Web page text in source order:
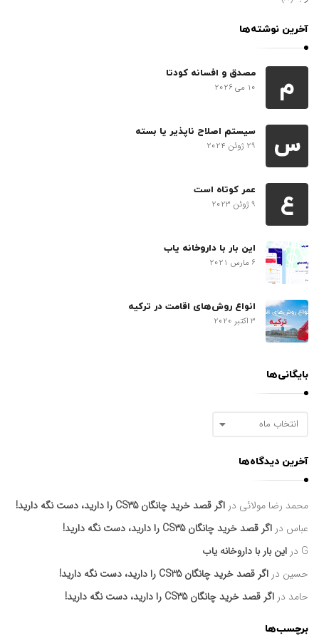
آخرین نوشته‌ها
م
مصدق و افسانه کودتا
10 می 2026
س
سیستم اصلاح ناپذیر یا بسته
29 ژوئن 2024
ع
عمر کوتاه است
9 ژوئن 2023
این بار با داروخانه یاب
6 مارس 2021
انواع روش‌های اقامت در ترکیه
3 اکتبر 2020
بایگانی‌ها
گ
ا
ی‌
ه
ا
آخرین دیدگاه‌ها
محمد رضا مولائی در اگر قصد خرید چانگان CS35 را دارید، دست نگه دارید!
عباس در اگر قصد خرید چانگان CS35 را دارید، دست نگه دارید!
G در این بار با داروخانه یاب
حسین در اگر قصد خرید چانگان CS35 را دارید، دست نگه دارید!
حامد در اگر قصد خرید چانگان CS35 را دارید، دست نگه دارید!
برچسب‌ها